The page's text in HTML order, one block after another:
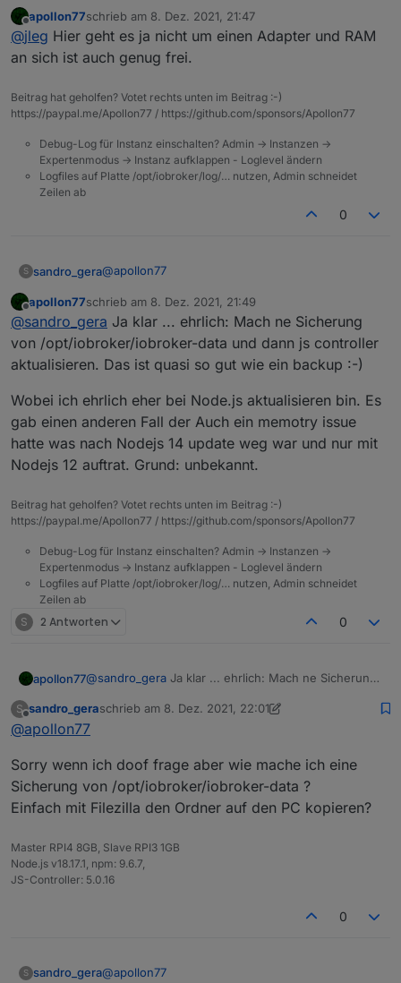
Offline
apollon77schrieb am 8. Dez. 2021, 21:47
zuletzt editiert von
@jleg Hier geht es ja nicht um einen Adapter und RAM
an sich ist auch genug frei.
Beitrag hat geholfen? Votet rechts unten im Beitrag :-)
https://paypal.me/Apollon77 / https://github.com/sponsors/Apollon77
Debug-Log für Instanz einschalten? Admin -> Instanzen ->
Expertenmodus -> Instanz aufklappen - Loglevel ändern
Logfiles auf Platte /opt/iobroker/log/… nutzen, Admin schneidet
Zeilen ab
0
S sandro_gera@apollon77
in dem Video wird empfohlen vorher den js
controller zu aktualisieren.
https://www.youtube.com/watch?v=S4-
MhZ1NfYY
Offline
apollon77schrieb am 8. Dez. 2021, 21:49
zuletzt editiert von
@sandro_gera Ja klar ... ehrlich: Mach ne Sicherung
von /opt/iobroker/iobroker-data und dann js controller
aktualisieren. Das ist quasi so gut wie ein backup :-)
Wobei ich ehrlich eher bei Node.js aktualisieren bin. Es
gab einen anderen Fall der Auch ein memotry issue
hatte was nach Nodejs 14 update weg war und nur mit
Nodejs 12 auftrat. Grund: unbekannt.
Beitrag hat geholfen? Votet rechts unten im Beitrag :-)
https://paypal.me/Apollon77 / https://github.com/sponsors/Apollon77
Debug-Log für Instanz einschalten? Admin -> Instanzen ->
Expertenmodus -> Instanz aufklappen - Loglevel ändern
Logfiles auf Platte /opt/iobroker/log/… nutzen, Admin schneidet
Zeilen ab
S 2 Antworten 0
apollon77@sandro_gera Ja klar ... ehrlich: Mach ne Sicherung
controller aktualisieren. Das ist quasi so gut wie ein
backup :-)
Wobei ich ehrlich eher bei Node.js aktualisieren bin.
Es gab einen anderen Fall der Auch ein memotry
nur mit Nodejs 12 auftrat. Grund: unbekannt.
S
Offline
sandro_geraschrieb am 8. Dez. 2021, 22:01
zuletzt editiert von sandro_gera12. Aug. 2021, 23:02
@apollon77
Sorry wenn ich doof frage aber wie mache ich eine
Sicherung von /opt/iobroker/iobroker-data ?
Einfach mit Filezilla den Ordner auf den PC kopieren?
Master RPI4 8GB, Slave RPI3 1GB
Node.js v18.17.1, npm: 9.6.7,
JS-Controller: 5.0.16
0
S sandro_gera@apollon77